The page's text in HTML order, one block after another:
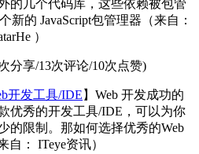
的几个代码库，这些依赖被包管
新的 JavaScript包管理器（来自：
）
分享/13次评论/10次点赞)
开发工具/IDE 】Web 开发成功的
优秀的开发工具/IDE，可以为你
的限制。那如何选择优秀的Web
自： ITeye资讯）